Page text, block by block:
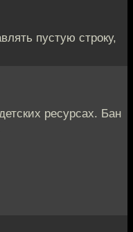
пустую строку,
ресурсах. Бан